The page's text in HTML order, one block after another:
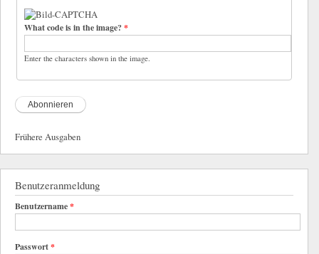
What code is in the image?*
Enter the characters shown in the image.
Frühere Ausgaben
Benutzeranmeldung
Benutzername*
Passwort*